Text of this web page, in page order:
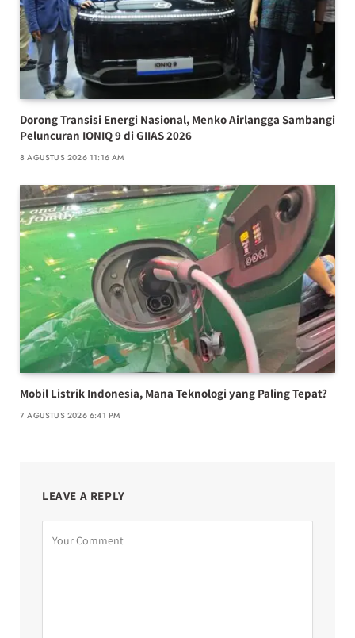
Dorong Transisi Energi Nasional, Menko Airlangga Sambangi
Peluncuran IONIQ 9 di GIIAS 2026
8 AGUSTUS 2026 11:16 AM
Mobil Listrik Indonesia, Mana Teknologi yang Paling Tepat?
7 AGUSTUS 2026 6:41 PM
LEAVE A REPLY